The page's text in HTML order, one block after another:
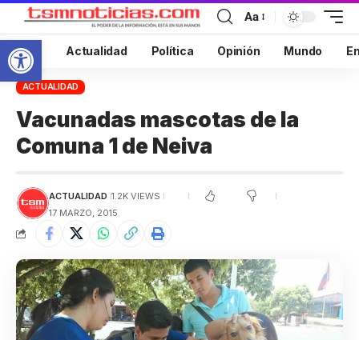
Abrir barra de herramientas
Aa
Inicio Actualidad Política Opinión Mundo
ACTUALIDAD
Vacunadas mascotas de la
Comuna 1 de Neiva
ACTUALIDAD 1.2K VIEWS
17 MARZO, 2015